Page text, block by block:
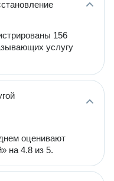
156
услугу
оценивают
на 4.8 из 5.